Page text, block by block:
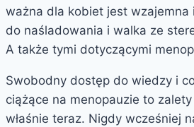
ważna dla kobiet jest wzajemna
do naśladowania i walka ze
A także tymi dotyczącymi
Swobodny dostęp do wiedzy i
ciążące na menopauzie to
właśnie teraz. Nigdy wcześniej